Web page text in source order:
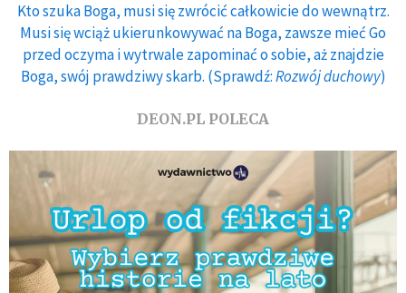
Kto szuka Boga, musi się zwrócić całkowicie do wewnątrz.
Musi się wciąż ukierunkowywać na Boga, zawsze mieć Go
przed oczyma i wytrwale zapominać o sobie, aż znajdzie
Boga, swój prawdziwy skarb. (Sprawdź:Rozwój duchowy)
DEON.PL POLECA